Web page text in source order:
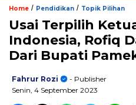
Home / Pendidikan / Topik Pilihan
Usai Terpilih
Indonesia, Rofiq
Dari Bupati
Fahrur Rozi
- Publisher
Senin, 4 September 2023